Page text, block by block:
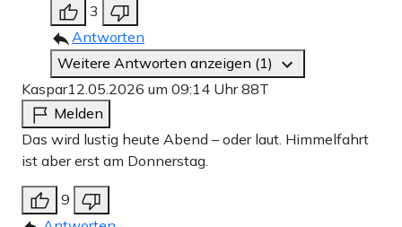
3
Antworten
Weitere Antworten anzeigen (1)
Kaspar12.05.2026 um 09:14 Uhr88T
Melden
Das wird lustig heute Abend – oder laut. Himmelfahrt
ist aber erst am Donnerstag.
9